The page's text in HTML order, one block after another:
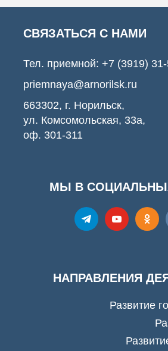
СВЯЗАТЬСЯ С НАМИ
Тел. приемной: +7 (3919)
priemnaya@arnorilsk.ru
663302, г. Норильск,
ул. Комсомольская, 33а,
оф. 301-311
МЫ В
НАПРАВЛЕНИЯ
Развитие